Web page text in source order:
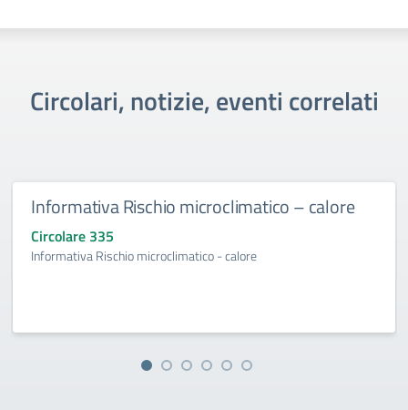
Circolari, notizie, eventi correlati
Informativa Rischio microclimatico – calore
Circolare 335
Informativa Rischio microclimatico - calore